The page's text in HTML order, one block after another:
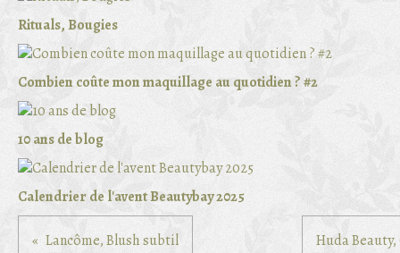
Rituals, Bougies
Combien coûte mon maquillage au quotidien ? #2
10 ans de blog
Calendrier de l'avent Beautybay 2025
Lancôme, Blush subtil Huda